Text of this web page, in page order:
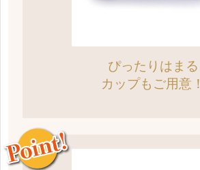
ぴったりはまる
カップもご用意！